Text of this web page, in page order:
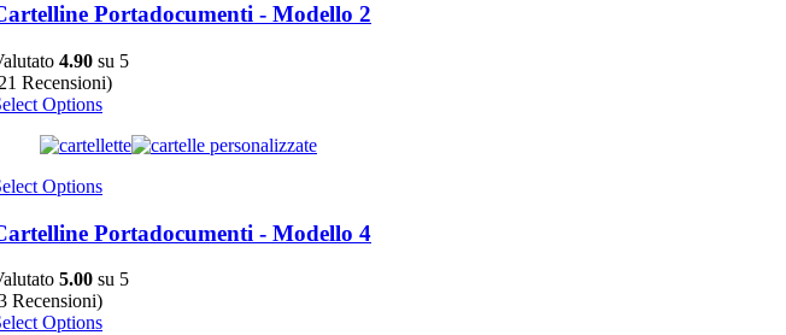
Portadocumenti - Modello 2
4.90 su 5
Recensioni)
Options
Options
Portadocumenti - Modello 4
5.00 su 5
Recensioni)
Options